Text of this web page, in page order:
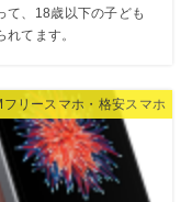
て、18歳以下の子ども
てます。
フリースマホ・格安スマホ